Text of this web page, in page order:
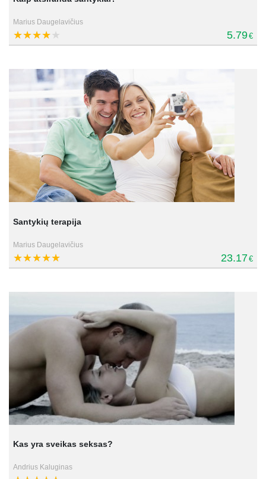
Marius Daugelavičius
5.79€
Santykių terapija
Marius Daugelavičius
23.17€
Kas yra sveikas seksas?
Andrius Kaluginas